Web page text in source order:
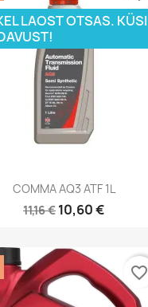
COMMA AQ3 ATF 1L
11,16 € 10,60 €
LAOST OTSAS. KÜSI
favorite_border